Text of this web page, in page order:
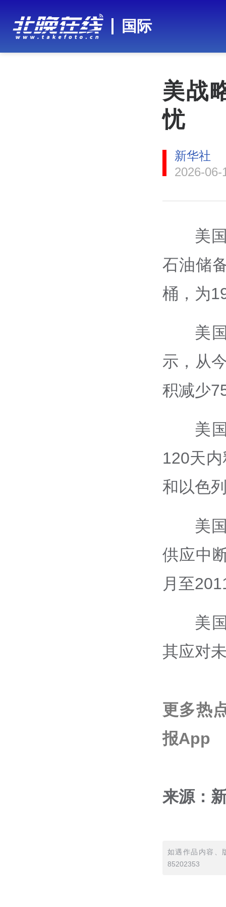
国际
美战
忧
新华社
2026-06-
美
石油储
桶，为
美
示，从
积减少
美
120天
和以色
美
供应中
月至
美
其应对
更多热
报App
来源：
如遇作品内容、
85202353